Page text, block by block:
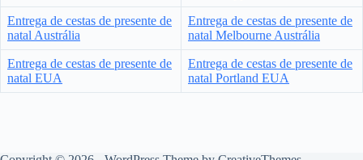
Entrega de cestas de presente de
natal Austrália
Entrega de cestas de presente de
natal Melbourne Austrália
Entrega de cestas de presente de
natal EUA
Entrega de cestas de presente de
natal Portland EUA